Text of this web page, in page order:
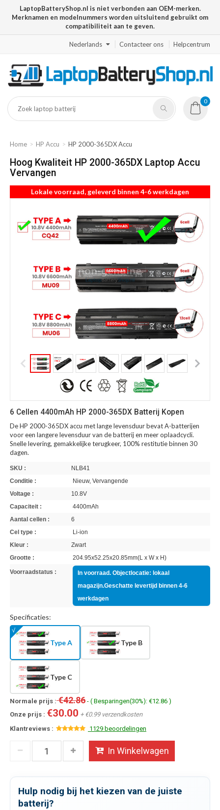
LaptopBatteryShop.nl is niet verbonden aan OEM-merken.
Merknamen en modelnummers worden uitsluitend gebruikt om
compatibiliteit aan te geven.
Nederlands Contacteer ons Helpcentrum
0
Home HP Accu HP 2000-365DX Accu
Hoog Kwaliteit HP 2000-365DX Laptop Accu
Vervangen
Lokale voorraad, geleverd binnen 4-6 werkdagen
6 Cellen 4400mAh HP 2000-365DX Batterij Kopen
De HP 2000-365DX accu met lange levensduur bevat A-batterijen
voor een langere levensduur van de batterij en meer oplaadcycli.
Snelle levering, gemakkelijke terugkeer, 100% restitutie binnen 30
dagen.
SKU :
NLB41
Conditie :
Nieuw, Vervangende
Voltage :
10.8V
Capaciteit :
4400mAh
Aantal cellen :
6
Cel type :
Li-ion
Kleur :
Zwart
Grootte :
204.95x52.25x20.85mm(L x W x H)
Voorraadstatus :
In voorraad. Objectlocatie: lokaal
magazijn.Geschatte levertijd binnen 4-6
werkdagen
Specificaties:
Type A Type B
Type C
Normale prijs :€42.86 - ( Besparingen(30%): €12.86 )
Onze prijs : €30.00 + €0.99 verzendkosten
Klantreviews :
1129 beoordelingen
In Winkelwagen
Hulp nodig bij het kiezen van de juiste
batterij?